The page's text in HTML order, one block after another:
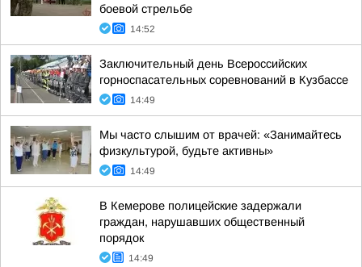
боевой стрельбе
14:52
Заключительный день Всероссийских
горноспасательных соревнований в Кузбассе
14:49
Мы часто слышим от врачей: «Занимайтесь
физкультурой, будьте активны»
14:49
В Кемерове полицейские задержали
граждан, нарушавших общественный
порядок
14:49